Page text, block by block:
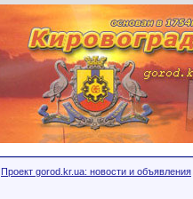
Проект gorod.kr.ua: новости и объявления